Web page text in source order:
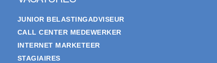
JUNIOR BELASTINGADVISEUR
CALL CENTER MEDEWERKER
INTERNET MARKETEER
STAGIAIRES